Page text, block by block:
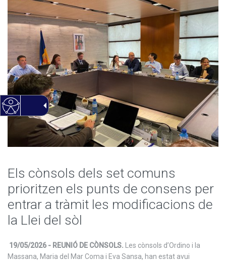
Els cònsols dels set comuns
prioritzen els punts de consens per
entrar a tràmit les modificacions de
la Llei del sòl
19/05/2026 - REUNIÓ DE CÒNSOLS. Les cònsols d’Ordino i la
Massana, Maria del Mar Coma i Eva Sansa, han estat avui